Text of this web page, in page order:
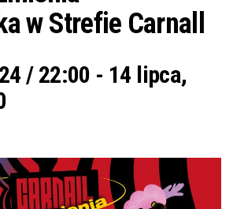
w Strefie Carnall
/ 22:00 - 14 lipca,